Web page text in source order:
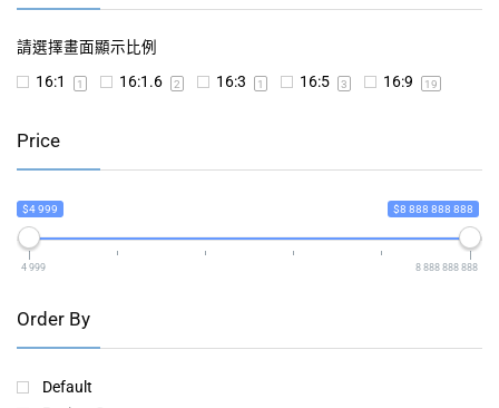
請選擇畫面顯示比例
16:1
1 16:1.6 2 16:3 1 16:5 3 16:9 19
Price
$4 999 $8 888 888 888
4 999 8 888 888 888
Order By
Default